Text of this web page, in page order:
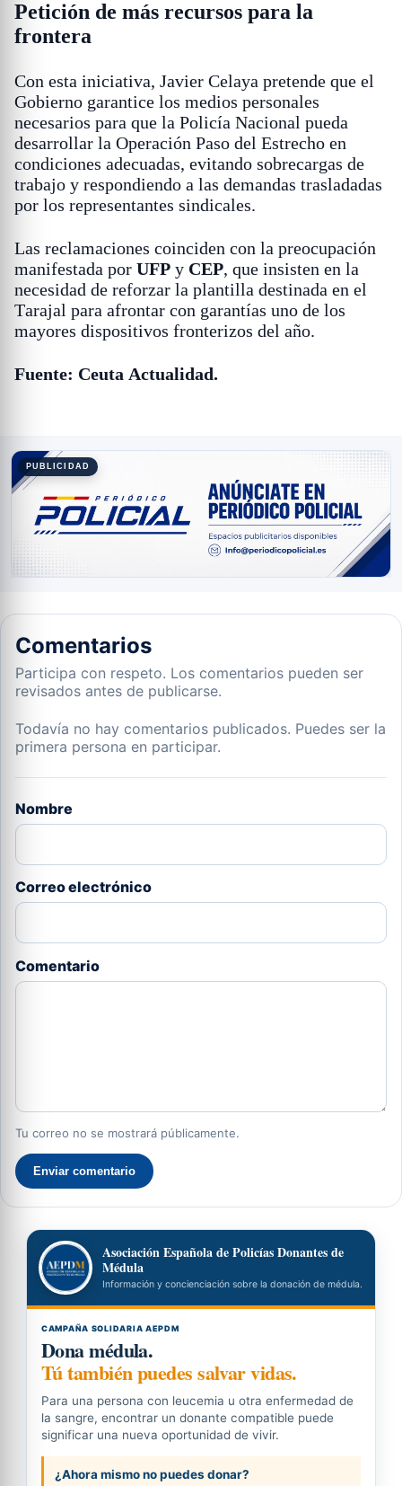
Petición de más recursos para la
frontera
Con esta iniciativa, Javier Celaya pretende que el
Gobierno garantice los medios personales
necesarios para que la Policía Nacional pueda
desarrollar la Operación Paso del Estrecho en
condiciones adecuadas, evitando sobrecargas de
trabajo y respondiendo a las demandas trasladadas
por los representantes sindicales.
Las reclamaciones coinciden con la preocupación
manifestada por UFP y CEP, que insisten en la
necesidad de reforzar la plantilla destinada en el
Tarajal para afrontar con garantías uno de los
mayores dispositivos fronterizos del año.
Fuente: Ceuta Actualidad.
PUBLICIDAD
Comentarios
Participa con respeto. Los comentarios pueden ser
revisados antes de publicarse.
Todavía no hay comentarios publicados. Puedes ser la
primera persona en participar.
Nombre
Correo electrónico
Comentario
Tu correo no se mostrará públicamente.
Enviar comentario
Asociación Española de Policías Donantes de
Médula
Información y concienciación sobre la donación de médula.
CAMPAÑA SOLIDARIA AEPDM
Dona médula.
Tú también puedes salvar vidas.
Para una persona con leucemia u otra enfermedad de
la sangre, encontrar un donante compatible puede
significar una nueva oportunidad de vivir.
¿Ahora mismo no puedes donar?